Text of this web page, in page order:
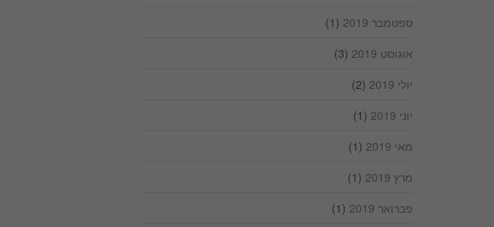
ספטמבר 2019
(1)
אוגוסט 2019
(3)
יולי 2019
(2)
יוני 2019
(1)
מאי 2019
(1)
מרץ 2019
(1)
פברואר 2019
(1)